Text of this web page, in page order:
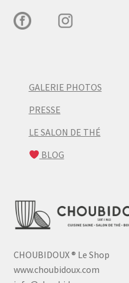
GALERIE PHOTOS
PRESSE
LE SALON DE THÉ
BLOG
CHOUBIDOUX® Le Shop
www.choubidoux.com